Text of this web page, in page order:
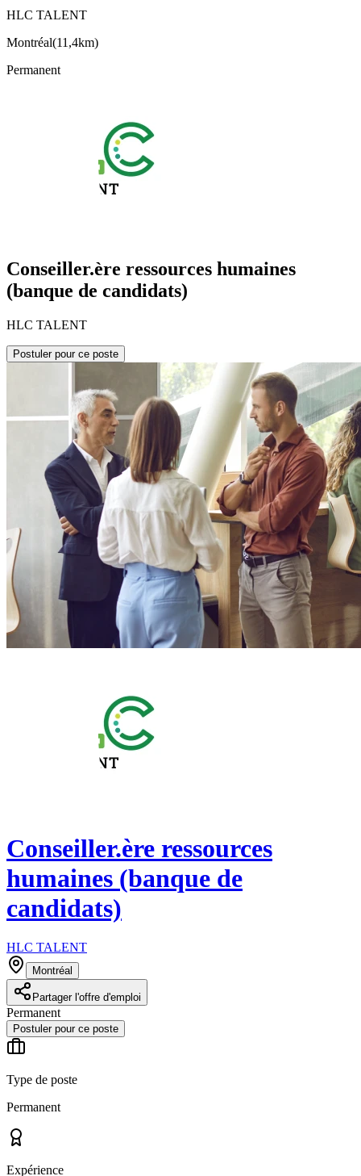
HLC TALENT
Montréal(11,4km)
Permanent
Conseiller.ère ressources humaines
(banque de candidats)
HLC TALENT
Postuler pour ce poste
Conseiller.ère ressources
humaines (banque de
candidats)
HLC TALENT
Montréal
Partager l'offre d'emploi
Permanent
Postuler pour ce poste
Type de poste
Permanent
Expérience